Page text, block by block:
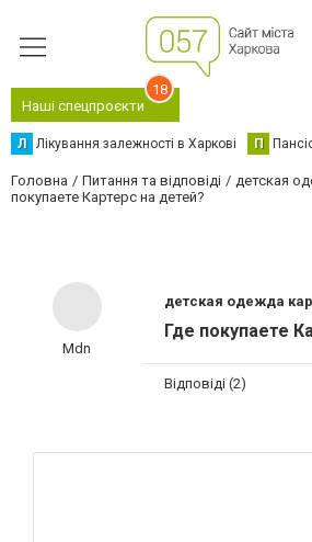
Наші спецпроєкти
18
Л Лікування залежності в Харкові П
Головна Питання та відповіді детская
покупаете Картерс на детей?
Mdn
детская одежда
Где покупаете
Відповіді (2)